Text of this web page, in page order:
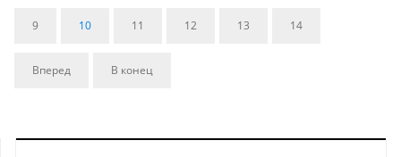
9 10 11 12 13 14
Вперед В конец